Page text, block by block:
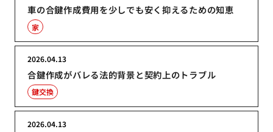
車の合鍵作成費用を少しでも安く抑えるための知恵
家
合鍵作成がバレる法的背景と契約上のトラブル
2026.04.13
鍵交換
2026.04.13